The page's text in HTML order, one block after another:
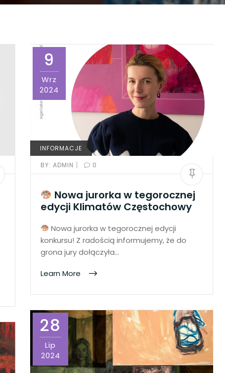
9
Wrz
2024
INFORMACJE
BY: ADMIN | 0
Nowa jurorka w tegorocznej
edycji Klimatów Częstochowy
Nowa jurorka w tegorocznej edycji
konkursu! Z radością informujemy, że do
grona jury dołączyła…
Learn More
28
Lip
2024